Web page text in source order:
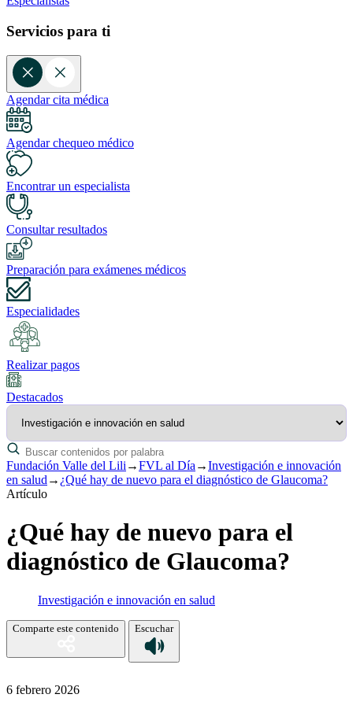
Servicios para ti
Agendar cita médica
Agendar chequeo médico
Encontrar un especialista
Consultar resultados
Preparación para exámenes médicos
Especialidades
Realizar pagos
Destacados
Fundación Valle del Lili →FVL al Día →Investigación e innovación
en salud → ¿Qué hay de nuevo para el diagnóstico de Glaucoma?
Artículo
¿Qué hay de nuevo para el
diagnóstico de Glaucoma?
Investigación e innovación en salud
Comparte este contenido Escuchar
6 febrero 2026